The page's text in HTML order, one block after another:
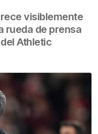
visiblemente
rueda de prensa
Athletic